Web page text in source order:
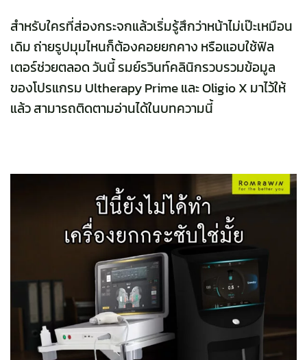
สำหรับใครที่ส่องกระจกแล้วเริ่มรู้สึกว่าหน้าไม่เป๊ะเหมือน
เดิม ถ่ายรูปมุมไหนก็ต้องคอยยกคาง หรือแอบใช้ฟิล
เตอร์ช่วยตลอด วันนี้ รมย์รวินท์คลินิกรวบรวมข้อมูล
ของโปรแกรม Ultherapy Prime และ Oligio X มาไว้ให้
แล้ว สามารถติดตามอ่านได้ในบทความนี้